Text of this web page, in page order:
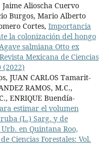
Alioscha Cuervo
Burgos, Mario Alberto
Cortes, Importancia
la colonización del hongo
salmiana Otto ex
Revista Mexicana de Ciencias
(2022)
JUAN CARLOS Tamarit-
RAMOS, M.C.,
ENRIQUE Buendía-
estimar el volumen
(L.) Sarg. y de
en Quintana Roo,
Ciencias Forestales: Vol.